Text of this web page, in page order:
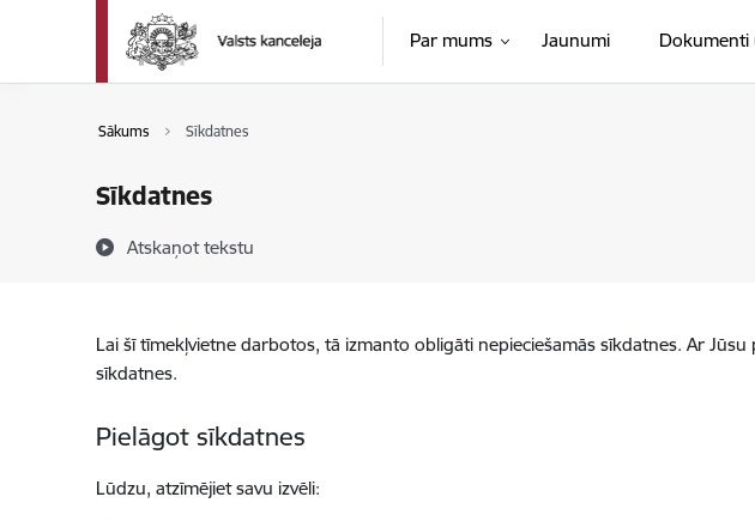
Pāriet uz lapas saturu
Par mums Jaunumi Dokumenti
Sākums Sīkdatnes
Sīkdatnes
Atskaņot tekstu
Lai šī tīmekļvietne darbotos, tā izmanto obligāti nepieciešamās sīkdatnes. Ar
sīkdatnes.
Pielāgot sīkdatnes
Lūdzu, atzīmējiet savu izvēli: